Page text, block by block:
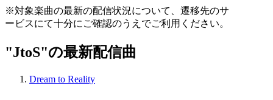
※対象楽曲の最新の配信状況について、遷移先のサ
ービスにて十分にご確認のうえでご利用ください。
"JtoS"の最新配信曲
Dream to Reality